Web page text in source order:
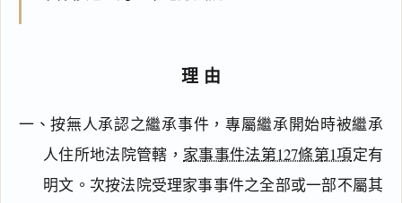
理由
一、按無人承認之繼承事件，專屬繼承開始時被繼承
人住所地法院管轄， 家事事件法第127條第1項定有
明文。次按法院受理家事事件之全部或一部不屬其